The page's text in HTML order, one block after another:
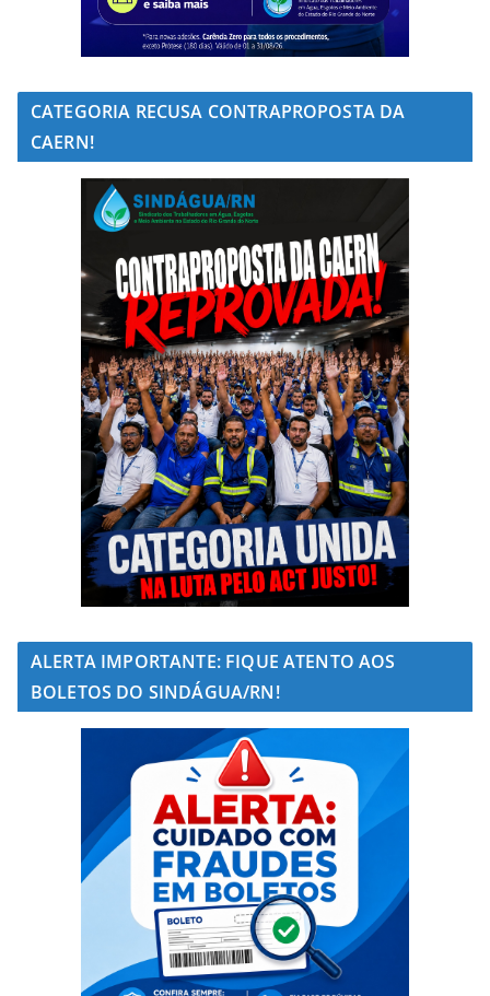
CATEGORIA RECUSA CONTRAPROPOSTA DA
CAERN!
ALERTA IMPORTANTE: FIQUE ATENTO AOS
BOLETOS DO SINDÁGUA/RN!